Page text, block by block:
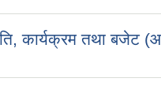
कार्यक्रम तथा बजेट